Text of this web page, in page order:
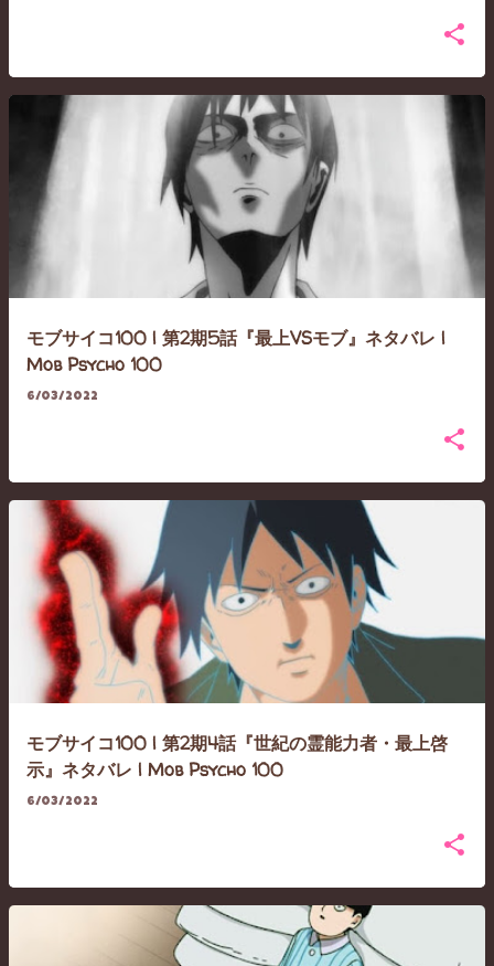
モブサイコ100 | 第2期5話『最上VSモブ』ネタバレ |
Mob Psycho 100
6/03/2022
モブサイコ100 | 第2期4話『世紀の霊能力者・最上啓
示』ネタバレ | Mob Psycho 100
6/03/2022